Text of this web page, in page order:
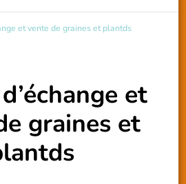
et vente de graines et plantds
et
graines et